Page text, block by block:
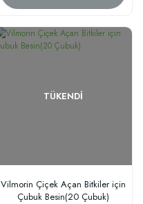
TÜKENDI
Vilmorin Çiçek Açan Bitkiler için
Çubuk Besin(20 Çubuk)